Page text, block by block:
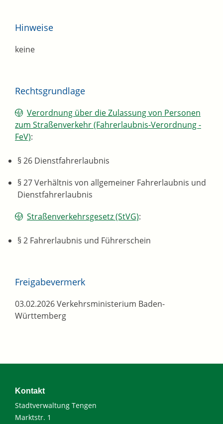
Hinweise
keine
Rechtsgrundlage
Verordnung über die Zulassung von Personen
zum Straßenverkehr (Fahrerlaubnis-Verordnung -
FeV):
§ 26 Dienstfahrerlaubnis
§ 27 Verhältnis von allgemeiner Fahrerlaubnis und
Dienstfahrerlaubnis
Straßenverkehrsgesetz (StVG):
§ 2 Fahrerlaubnis und Führerschein
Freigabevermerk
03.02.2026Verkehrsministerium Baden-
Württemberg
Kontakt
Stadtverwaltung Tengen
Marktstr. 1